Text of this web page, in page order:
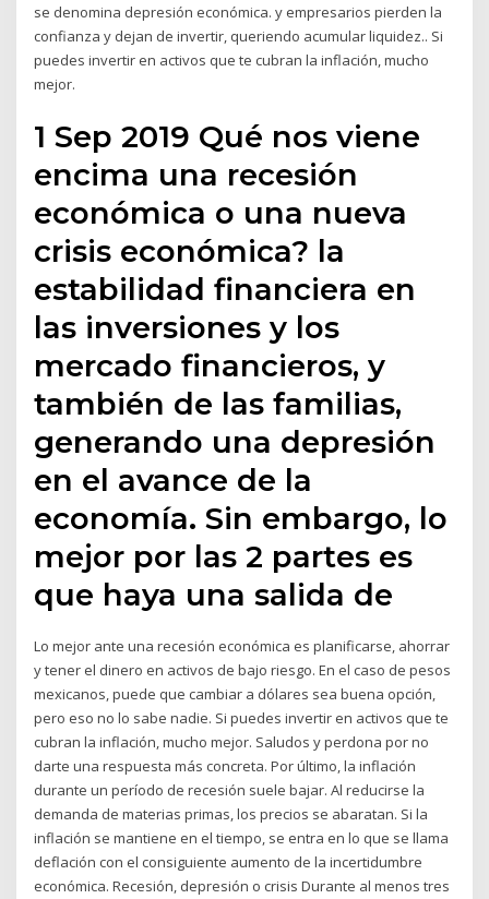
se denomina depresión económica. y empresarios pierden la
confianza y dejan de invertir, queriendo acumular liquidez.. Si
puedes invertir en activos que te cubran la inflación, mucho
mejor.
1 Sep 2019 Qué nos viene
encima una recesión
económica o una nueva
crisis económica? la
estabilidad financiera en
las inversiones y los
mercado financieros, y
también de las familias,
generando una depresión
en el avance de la
economía. Sin embargo, lo
mejor por las 2 partes es
que haya una salida de
Lo mejor ante una recesión económica es planificarse, ahorrar
y tener el dinero en activos de bajo riesgo. En el caso de pesos
mexicanos, puede que cambiar a dólares sea buena opción,
pero eso no lo sabe nadie. Si puedes invertir en activos que te
cubran la inflación, mucho mejor. Saludos y perdona por no
darte una respuesta más concreta. Por último, la inflación
durante un período de recesión suele bajar. Al reducirse la
demanda de materias primas, los precios se abaratan. Si la
inflación se mantiene en el tiempo, se entra en lo que se llama
deflación con el consiguiente aumento de la incertidumbre
económica. Recesión, depresión o crisis Durante al menos tres